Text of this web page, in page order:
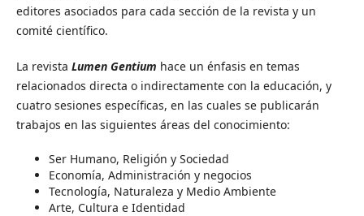
editores asociados para cada sección de la revista y un
comité científico.
La revista Lumen Gentium hace un énfasis en temas
relacionados directa o indirectamente con la educación, y
cuatro sesiones específicas, en las cuales se publicarán
trabajos en las siguientes áreas del conocimiento:
Ser Humano, Religión y Sociedad
Economía, Administración y negocios
Tecnología, Naturaleza y Medio Ambiente
Arte, Cultura e Identidad